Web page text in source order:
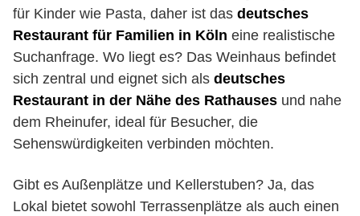
für Kinder wie Pasta, daher ist das deutsches
Restaurant für Familien in Köln eine realistische
Suchanfrage. Wo liegt es? Das Weinhaus befindet
sich zentral und eignet sich als deutsches
Restaurant in der Nähe des Rathauses und nahe
dem Rheinufer, ideal für Besucher, die
Sehenswürdigkeiten verbinden möchten.
Gibt es Außenplätze und Kellerstuben? Ja, das
Lokal bietet sowohl Terrassenplätze als auch einen